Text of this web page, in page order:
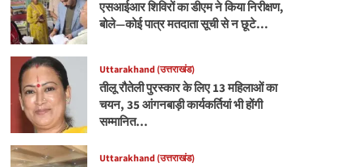
एसआईआर शिविरों का डीएम ने किया निरीक्षण,
बोले—कोई पात्र मतदाता सूची से न छूटे…
Uttarakhand (उत्तराखंड)
तीलू रौतेली पुरस्कार के लिए 13 महिलाओं का
चयन, 35 आंगनबाड़ी कार्यकर्तियां भी होंगी
सम्मानित…
Uttarakhand (उत्तराखंड)